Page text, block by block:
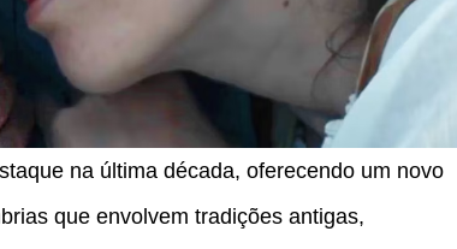
na última década, oferecendo um novo
que envolvem tradições antigas,